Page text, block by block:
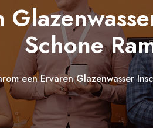
Schone
een Ervaren Glazenwasser